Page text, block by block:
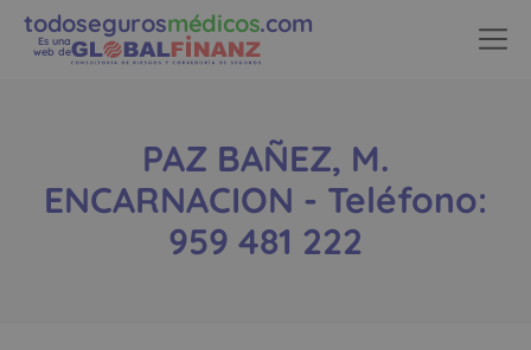
todosegurosmédicos.com
Es una
web de
PAZ BAÑEZ, M.
ENCARNACION - Teléfono:
959 481 222